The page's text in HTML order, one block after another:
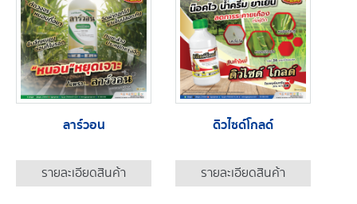
ลาร์วอน
รายละเอียดสินค้า
ดิวไซด์โกลด์
รายละเอียดสินค้า